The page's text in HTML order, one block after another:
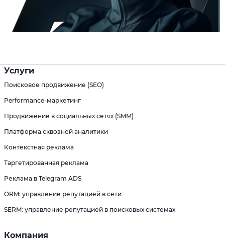
Услуги
Поисковое продвижение (SEO)
Performance-маркетинг
Продвижение в социальных сетях (SMM)
Платформа сквозной аналитики
Контекстная реклама
Таргетированная реклама
Реклама в Telegram ADS
ORM: управление репутацией в сети
SERM: управление репутацией в поисковых системах
Компания